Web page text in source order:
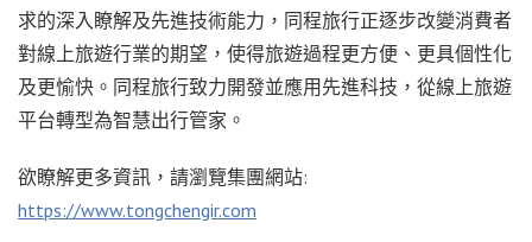
求的深入瞭解及先進技術能力，同程旅行正逐步改變消費者
對線上旅遊行業的期望，使得旅遊過程更方便、更具個性化
及更愉快。同程旅行致力開發並應用先進科技，從線上旅遊
平台轉型為智慧出行管家。
欲瞭解更多資訊，請瀏覽集團網站:
https://www.tongchengir.com